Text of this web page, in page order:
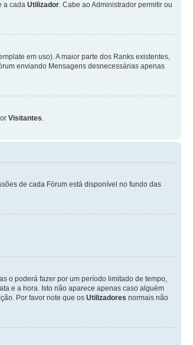
a cada Utilizador. Cabe ao Administrador permitir ou
em uso). A maior parte dos Ranks existentes,
enviando Mensagens desnecessárias apenas
Visitantes.
de cada Fórum está disponível no fundo das
o poderá fazer por um período limitado de tempo,
e a hora. Isto não aparece apenas caso alguém
Por favor note que os Utilizadores normais não